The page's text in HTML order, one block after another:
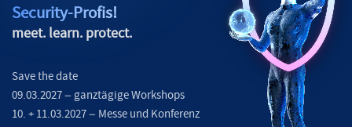
Security-Profis!
meet. learn. protect.
Save the date
09.03.2027 – ganztägige Workshops
10. + 11.03.2027 – Messe und Konferenz